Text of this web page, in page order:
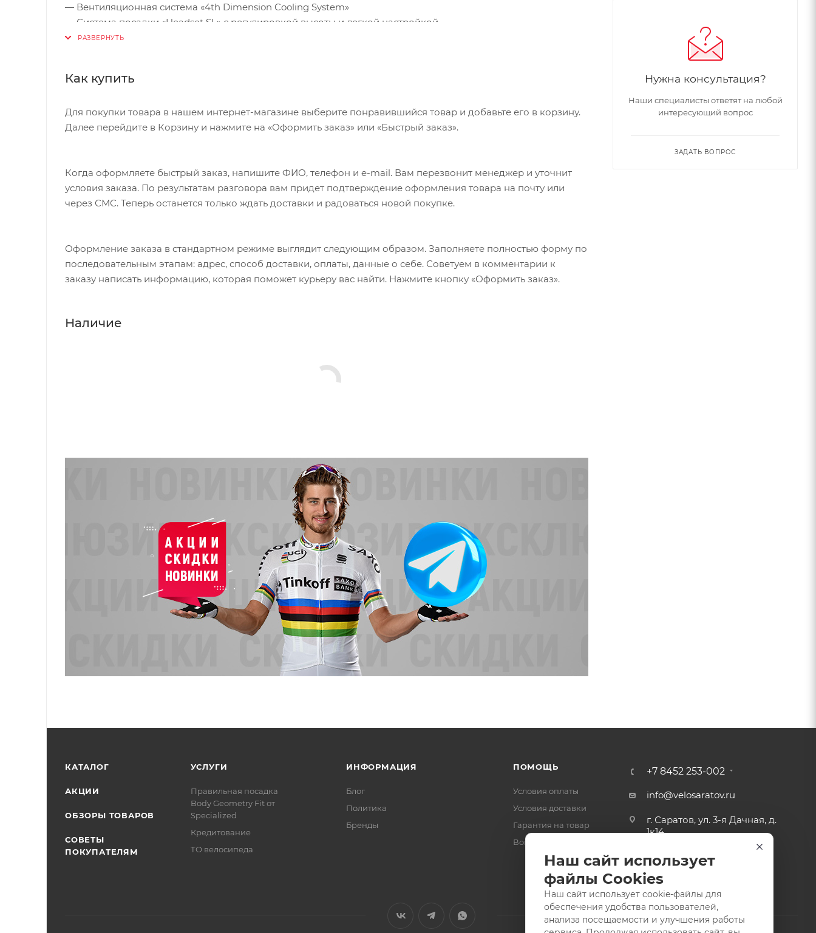
— Вентиляционная система «4th Dimension Cooling System»
— Система посадки «Headset SL» с регулировкой высоты и легкой настройкой
— Широкая затылочная часть для максимальной защиты
— Полноразмерный козырёк «aFIX»
Шлем Specialized «Tactic II» (2014) имеет линейку размеров:
—
Размер M
Окружность головы 54-60 см
Окружность головы 57-63 см
Как купить
Для покупки товара в нашем интернет-магазине выберите понравившийся товар и добавьте его в корзину.
Далее перейдите в Корзину и нажмите на «Оформить заказ» или «Быстрый заказ».
Когда оформляете быстрый заказ, напишите ФИО, телефон и e-mail. Вам перезвонит менеджер и уточнит
условия заказа. По результатам разговора вам придет подтверждение оформления товара на почту или
через СМС. Теперь останется только ждать доставки и радоваться новой покупке.
Оформление заказа в стандартном режиме выглядит следующим образом. Заполняете полностью форму по
последовательным этапам: адрес, способ доставки, оплаты, данные о себе. Советуем в комментарии к
заказу написать информацию, которая поможет курьеру вас найти. Нажмите кнопку «Оформить заказ».
Наличие
Нужна консультация?
Наши специалисты ответят на любой
интересующий вопрос
ЗАДАТЬ ВОПРОС
КАТАЛОГ
АКЦИИ
ОБЗОРЫ ТОВАРОВ
СОВЕТЫ
ПОКУПАТЕЛЯМ
УСЛУГИ
Правильная посадка
Body Geometry Fit от
Specialized
Кредитование
ТО велосипеда
ИНФОРМАЦИЯ
Блог
Политика
Бренды
ПОМОЩЬ
Условия оплаты
Условия доставки
Гарантия на товар
Вопрос-ответ
+7 8452 253-002
info@velosaratov.ru
г. Саратов, ул. 3-я Дачная, д.
1к14
Наш сайт использует
файлы Cookies
Наш сайт использует cookie-файлы для
обеспечения удобства пользователей,
анализа посещаемости и улучшения работы